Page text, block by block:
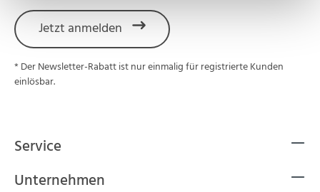
Jetzt anmelden
* Der Newsletter-Rabatt ist nur einmalig für registrierte Kunden
einlösbar.
Service
Unternehmen